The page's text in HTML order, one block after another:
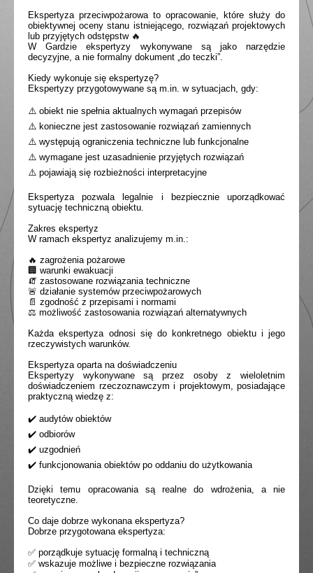
Ekspertyza przeciwpożarowa to opracowanie, które służy do
obiektywnej oceny stanu istniejącego, rozwiązań projektowych
lub przyjętych odstępstw 🔥
W Gardzie ekspertyzy wykonywane są jako narzędzie
decyzyjne, a nie formalny dokument „do teczki”.
Kiedy wykonuje się ekspertyzę?
Ekspertyzy przygotowywane są m.in. w sytuacjach, gdy:
⚠️ obiekt nie spełnia aktualnych wymagań przepisów
⚠️ konieczne jest zastosowanie rozwiązań zamiennych
⚠️ występują ograniczenia techniczne lub funkcjonalne
⚠️ wymagane jest uzasadnienie przyjętych rozwiązań
⚠️ pojawiają się rozbieżności interpretacyjne
Ekspertyza pozwala legalnie i bezpiecznie uporządkować
sytuację techniczną obiektu.
Zakres ekspertyz
W ramach ekspertyz analizujemy m.in.:
🔥 zagrożenia pożarowe
🏢 warunki ewakuacji
🧯 zastosowane rozwiązania techniczne
🚨 działanie systemów przeciwpożarowych
📄 zgodność z przepisami i normami
⚖️ możliwość zastosowania rozwiązań alternatywnych
Każda ekspertyza odnosi się do konkretnego obiektu i jego
rzeczywistych warunków.
Ekspertyza oparta na doświadczeniu
Ekspertyzy wykonywane są przez osoby z wieloletnim
doświadczeniem rzeczoznawczym i projektowym, posiadające
praktyczną wiedzę z:
✔️ audytów obiektów
✔️ odbiorów
✔️ uzgodnień
✔️ funkcjonowania obiektów po oddaniu do użytkowania
Dzięki temu opracowania są realne do wdrożenia, a nie
teoretyczne.
Co daje dobrze wykonana ekspertyza?
Dobrze przygotowana ekspertyza:
✅ porządkuje sytuację formalną i techniczną
✅ wskazuje możliwe i bezpieczne rozwiązania